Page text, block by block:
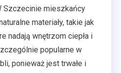
Szczecinie mieszkańcy
materiały, takie jak
nadają wnętrzom ciepła i
popularne w
ponieważ jest trwałe i